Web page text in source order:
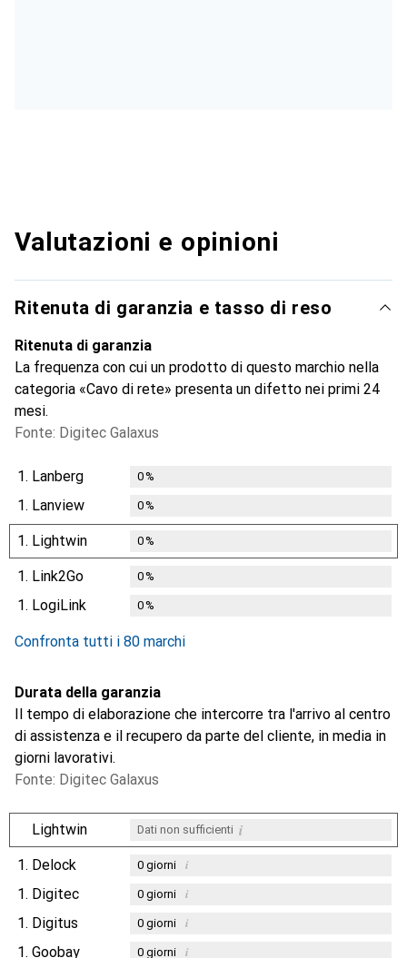
Valutazioni e opinioni
Ritenuta di garanzia e tasso di reso
Ritenuta di garanzia
La frequenza con cui un prodotto di questo marchio nella
categoria «Cavo di rete» presenta un difetto nei primi 24
mesi.
Fonte: Digitec Galaxus
1. Lanberg 0%
1. Lanview 0%
1. Lightwin 0%
1. Link2Go 0%
1. LogiLink 0%
Confronta tutti i 80 marchi
Durata della garanzia
Il tempo di elaborazione che intercorre tra l'arrivo al centro
di assistenza e il recupero da parte del cliente, in media in
giorni lavorativi.
Fonte: Digitec Galaxus
Lightwin Dati non sufficienti i
1. Delock 0giorni i
1. Digitec 0giorni i
1. Digitus 0giorni i
1. Goobay 0giorni i